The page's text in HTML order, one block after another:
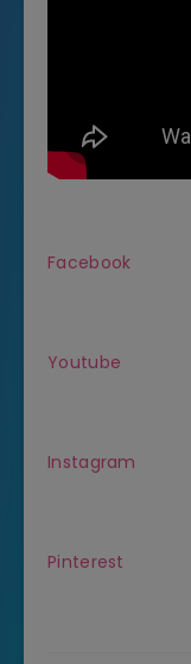
Facebook
Youtube
Instagram
Pinterest